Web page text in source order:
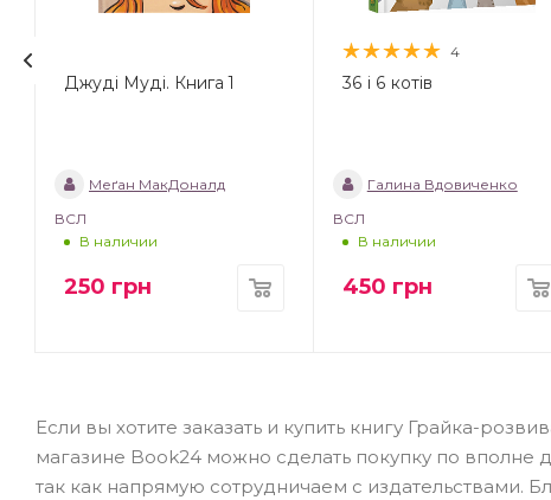
Джуді Муді. Книга 1
Меґан МакДоналд
ВСЛ
В наличии
250 грн
4
36 і 6 котів
Галина Вдовиченко
ВСЛ
В наличии
450 грн
Если вы хотите заказать и купить книгу Грайка-
магазине Book24 можно сделать покупку по вполне
так как напрямую сотрудничаем с издательствами.